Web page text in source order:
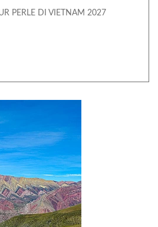
PERLE DI VIETNAM 2027